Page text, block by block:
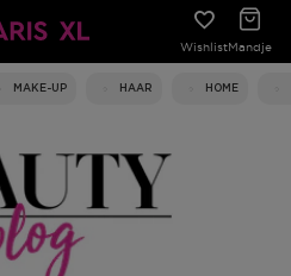
WishlistMandje
MAKE-UP HAAR HOME